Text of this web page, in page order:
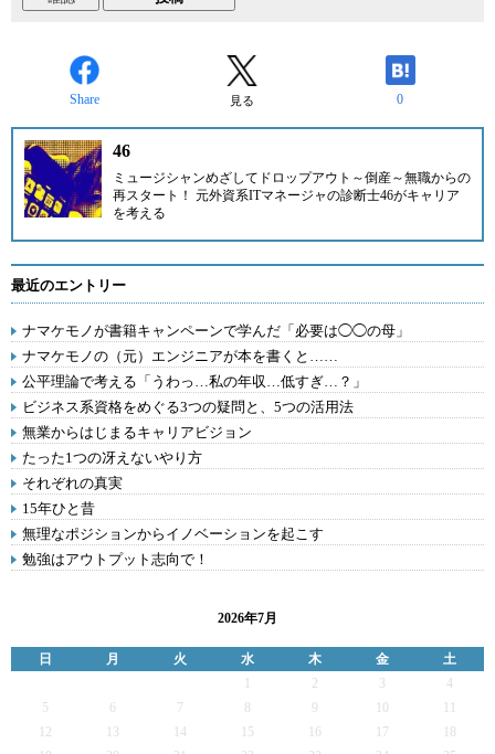
Share 見る 0
46
ミュージシャンめざしてドロップアウト～倒産～無職からの
再スタート！ 元外資系ITマネージャの診断士46がキャリア
を考える
最近のエントリー
ナマケモノが書籍キャンペーンで学んだ「必要は◯◯の母」
ナマケモノの（元）エンジニアが本を書くと……
公平理論で考える「うわっ…私の年収…低すぎ…？」
ビジネス系資格をめぐる3つの疑問と、5つの活用法
無業からはじまるキャリアビジョン
たった1つの冴えないやり方
それぞれの真実
15年ひと昔
無理なポジションからイノベーションを起こす
勉強はアウトプット志向で！
2026年7月
日 月 火 水 木 金
土
2 3
4
5
6 7 9
12
13 14 15 16 17